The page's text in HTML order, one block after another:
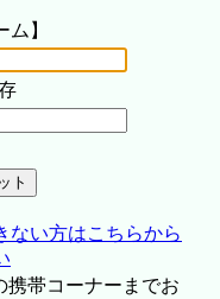
ム】
ない方はこちらから
帯コーナーまでお